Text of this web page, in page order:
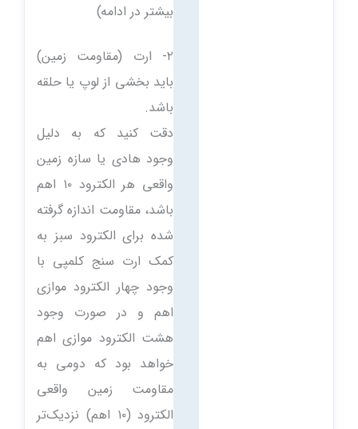
بیشتر در ادامه)
۲- ارت (مقاومت زمین)
باید بخشی از لوپ یا حلقه
باشد.
دقت کنید که به دلیل
وجود هادی یا سازه زمین
واقعی هر الكترود ۱۰ اهم
باشد، مقاومت اندازه گرفته
شده برای الكترود سبز به
کمک ارت سنج کلمپی با
وجود چهار الکترود موازی
اهم و در صورت وجود
هشت الكترود موازی اهم
خواهد بود که دومی به
مقاومت زمین واقعی
الكترود (۱۰ اهم) نزدیک‌تر